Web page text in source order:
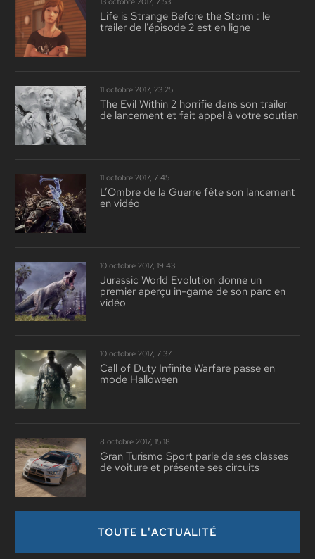
Life is Strange Before the Storm : le
trailer de l’épisode 2 est en ligne
11 octobre 2017, 23:25
The Evil Within 2 horrifie dans son trailer
de lancement et fait appel à votre soutien
11 octobre 2017, 7:45
L’Ombre de la Guerre fête son lancement
en vidéo
10 octobre 2017, 19:43
Jurassic World Evolution donne un
premier aperçu in-game de son parc en
vidéo
10 octobre 2017, 7:37
Call of Duty Infinite Warfare passe en
mode Halloween
8 octobre 2017, 15:18
Gran Turismo Sport parle de ses classes
de voiture et présente ses circuits
TOUTE L'ACTUALITÉ